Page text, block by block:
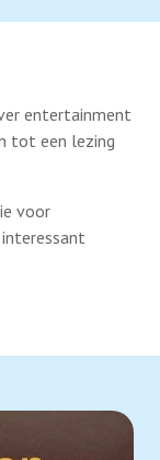
entertainment
tot een lezing
voor